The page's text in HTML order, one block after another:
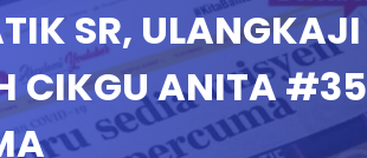
SR, ULANGKAJI
CIKGU ANITA #35